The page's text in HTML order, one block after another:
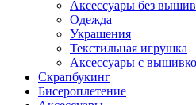
Аксессуары без
Одежда
Украшения
Текстильная игрушка
Аксессуары с
Скрапбукинг
Бисероплетение